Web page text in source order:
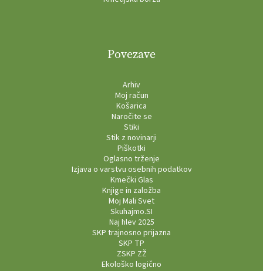
Povezave
Arhiv
Moj račun
Košarica
Naročite se
Stiki
Stik z novinarji
Piškotki
Oglasno trženje
Izjava o varstvu osebnih podatkov
Kmečki Glas
Knjige in založba
Moj Mali Svet
Skuhajmo.SI
Naj hlev 2025
SKP trajnosno prijazna
SKP TP
ZSKP ZŽ
Ekološko logično